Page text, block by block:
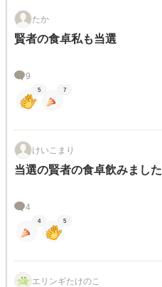
たか
賢者の食卓私も当選
9
5 7
けいこまり
当選の賢者の食卓飲みました
4
4 5
エリンギたけのこ